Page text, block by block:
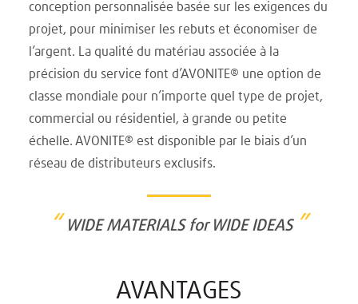
conception personnalisée basée sur les exigences du
projet, pour minimiser les rebuts et économiser de
l’argent. La qualité du matériau associée à la
précision du service font d’AVONITE® une option de
classe mondiale pour n’importe quel type de projet,
commercial ou résidentiel, à grande ou petite
échelle. AVONITE® est disponible par le biais d’un
réseau de distributeurs exclusifs.
“ WIDE MATERIALS for WIDE IDEAS ”
AVANTAGES